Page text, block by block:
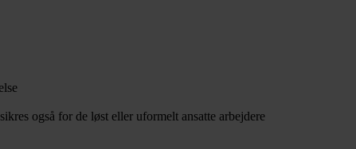
også for de løst eller uformelt ansatte arbejdere